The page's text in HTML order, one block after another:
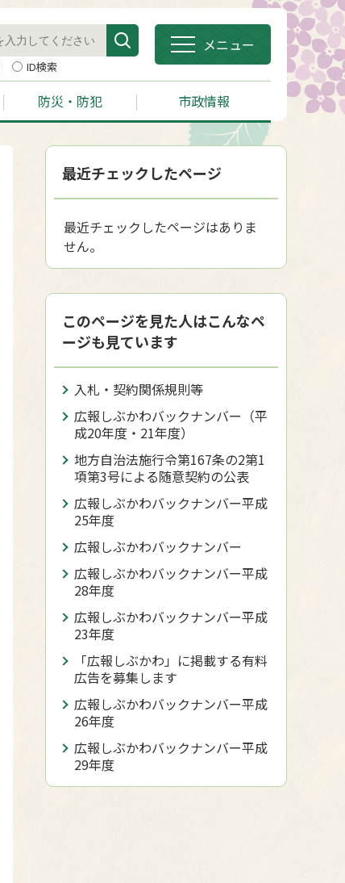
ID検索
メニュー
防災・防犯 市政情報
最近チェックしたページ
最近チェックしたページはありま
せん。
このページを見た人はこんなペ
ージも見ています
入札・契約関係規則等
広報しぶかわバックナンバー（平
成20年度・21年度）
地方自治法施行令第167条の2第1
項第3号による随意契約の公表
広報しぶかわバックナンバー平成
25年度
広報しぶかわバックナンバー
広報しぶかわバックナンバー平成
28年度
広報しぶかわバックナンバー平成
23年度
「広報しぶかわ」に掲載する有料
広告を募集します
広報しぶかわバックナンバー平成
26年度
広報しぶかわバックナンバー平成
29年度